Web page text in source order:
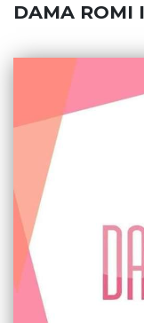
DAMA ROMI